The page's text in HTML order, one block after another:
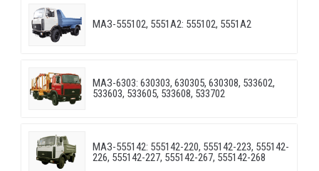
МАЗ-555102, 5551А2: 555102, 5551А2
МАЗ-6303: 630303, 630305, 630308, 533602,
533603, 533605, 533608, 533702
МАЗ-555142: 555142-220, 555142-223, 555142-
226, 555142-227, 555142-267, 555142-268